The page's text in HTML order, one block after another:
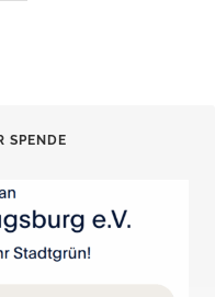
SPENDE